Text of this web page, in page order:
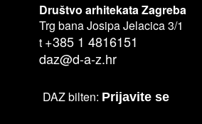
Društvo arhitekata Zagreba
Trg bana Josipa Jelacica 3/1
t +385 1 4816151
daz@d-a-z.hr
DAZ bilten: Prijavite se